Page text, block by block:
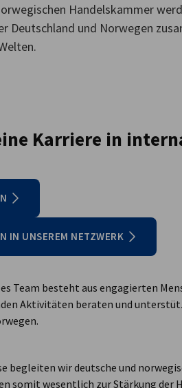
Norway
Handelskammer
Deutschland und Norwegen
Karriere in
IN UNSEREM NETZWERK
Team besteht aus engagierten
Aktivitäten beraten und
begleiten wir deutsche und
somit wesentlich zur Stärkung der